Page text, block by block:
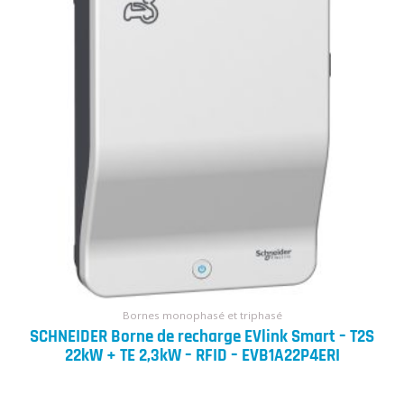
Bornes monophasé et triphasé
SCHNEIDER Borne de recharge EVlink Smart – T2S
22kW + TE 2,3kW – RFID – EVB1A22P4ERI